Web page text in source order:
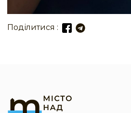
Поділитися :